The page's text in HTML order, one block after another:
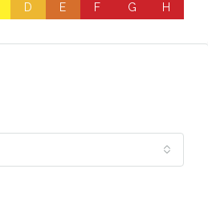
D E F G H